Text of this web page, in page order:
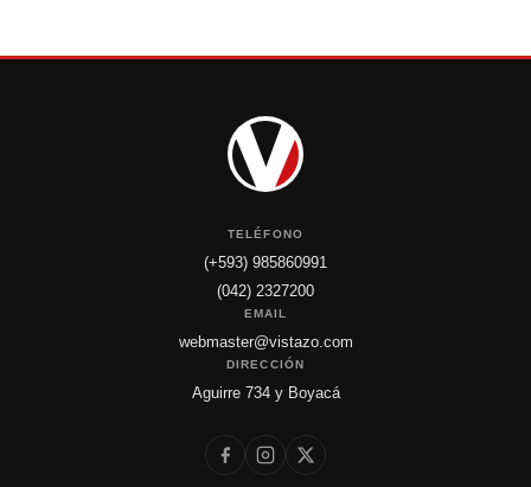
TELÉFONO
(+593) 985860991
(042) 2327200
EMAIL
webmaster@vistazo.com
DIRECCIÓN
Aguirre 734 y Boyacá